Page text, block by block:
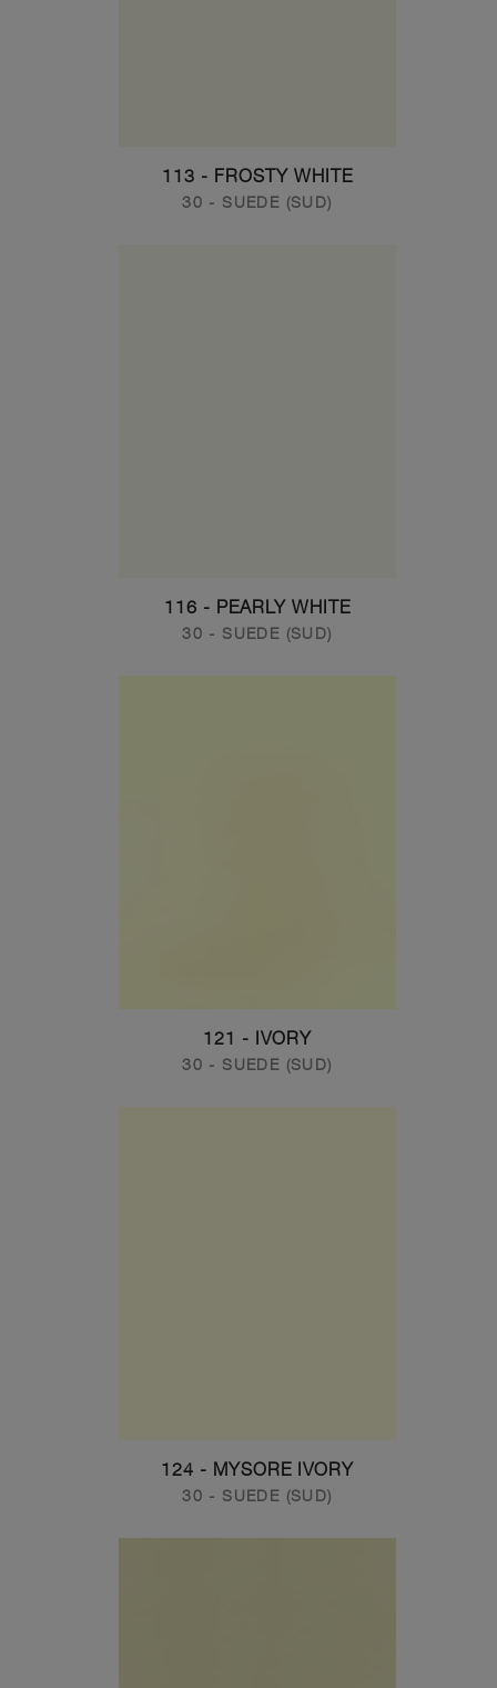
113 - FROSTY WHITE
30 - SUEDE (SUD)
116 - PEARLY WHITE
30 - SUEDE (SUD)
121 - IVORY
30 - SUEDE (SUD)
124 - MYSORE IVORY
30 - SUEDE (SUD)